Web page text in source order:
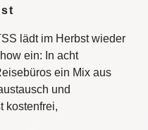
lädt im Herbst wieder
ein: In acht
ein Mix aus
und
kostenfrei,